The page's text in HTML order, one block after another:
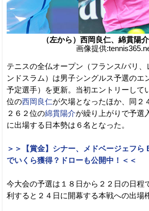
（左から）西岡良仁、綿貫陽
画像提供
テニスの全仏オープン（フランス/パリ、
ンドスラム）は男子シングルス予選のエ
予定選手）を更新。当初エントリーして
位の西岡良仁が欠場となったほか、同２
２６２位の綿貫陽介が繰り上がりで予選
に出場する日本勢は６名となった。
＞＞【賞金】シナー、メドベージェフら
でいくら獲得？ドローも公開中！＜＜
今大会の予選は１８日から２２日の日程
利すると２４日に開幕する本戦への出場